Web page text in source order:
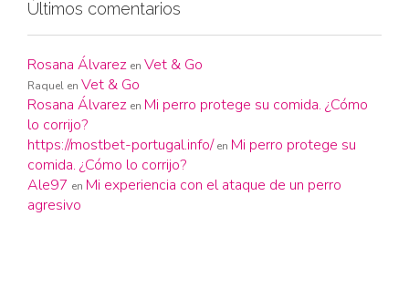
Últimos comentarios
Rosana Álvarez en Vet & Go
Raquel en Vet & Go
Rosana Álvarez en Mi perro protege su comida. ¿Cómo
lo corrijo?
https://mostbet-portugal.info/ en Mi perro protege su
comida. ¿Cómo lo corrijo?
Ale97 en Mi experiencia con el ataque de un perro
agresivo